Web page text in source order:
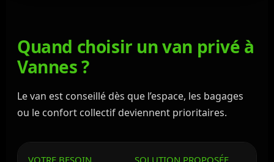
Quand choisir un van privé à
Vannes ?
Le van est conseillé dès que l’espace, les bagages
ou le confort collectif deviennent prioritaires.